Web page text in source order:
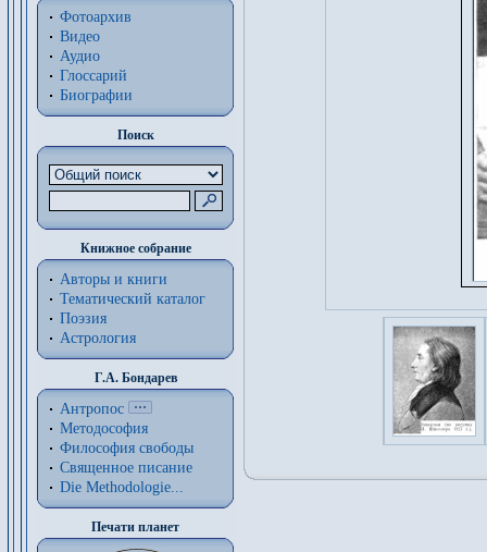
Фотоархив
Видео
Аудио
Глоссарий
Биографии
Поиск
Книжное собрание
Авторы и книги
Тематический каталог
Поэзия
Астрология
Г.А. Бондарев
Антропос
Методософия
Философия cвободы
Священное писание
Die Methodologie...
Печати планет